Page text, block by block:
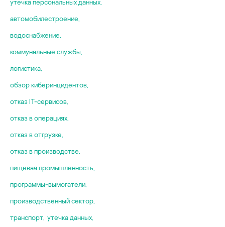
yтечка персональных данных
автомобилестроение
водоснабжение
коммунальные службы
логистика
обзор киберинцидентов
отказ IT-сервисов
отказ в операциях
отказ в отгрузке
отказ в производстве
пищевая промышленность
программы-вымогатели
производственный сектор
транспорт утечка данных